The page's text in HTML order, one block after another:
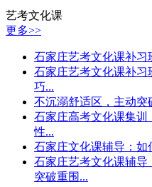
艺考文化课
更多>>
石家庄艺考文化课补
石家庄艺考文化课补
巧...
不沉溺舒适区，主动突
石家庄高考文化课集
性...
石家庄文化课辅导：如
石家庄艺考文化课辅
突破重围...